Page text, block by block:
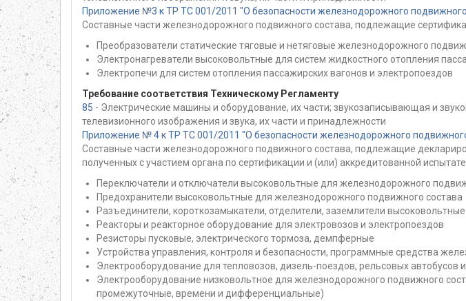
Приложение №3 к ТР ТС 001/2011 "О безопасности железнодорожного
Составные части железнодорожного подвижного состава, подлежащие
Преобразователи статические тяговые и нетяговые железнодорожного
Электронагреватели высоковольтные для систем жидкостного отопления
Электропечи для систем отопления пассажирских вагонов и электропоездов
Требование соответствия Техническому Регламенту
85 - Электрические машины и оборудование, их части; звукозаписывающая и
телевизионного изображения и звука, их части и принадлежности
Приложение № 4 к ТР ТС 001/2011 "О безопасности железнодорожного
Составные части железнодорожного подвижного состава, подлежащие
полученных с участием органа по сертификации и (или) аккредитованной
Переключатели и отключатели высоковольтные для железнодорожного
Предохранители высоковольтные для железнодорожного подвижного состава
Разъединители, короткозамыкатели, отделители, заземлители
Реакторы и реакторное оборудование для электровозов и электропоездов
Резисторы пусковые, электрического тормоза, демпферные
Устройства управления, контроля и безопасности, программные средства
Электрооборудование для тепловозов, дизель-поездов, рельсовых автобусов
Электрооборудование низковольтное для железнодорожного подвижного
промежуточные, времени и дифференциальные)